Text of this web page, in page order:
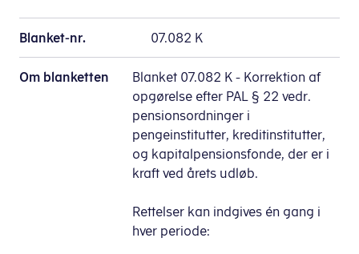
Blanket-nr. 07.082 K
Om blanketten
Blanket 07.082 K - Korrektion af
opgørelse efter PAL § 22 vedr.
pensionsordninger i
pengeinstitutter, kreditinstitutter,
og kapitalpensionsfonde, der er i
kraft ved årets udløb.
Rettelser kan indgives én gang i
hver periode: